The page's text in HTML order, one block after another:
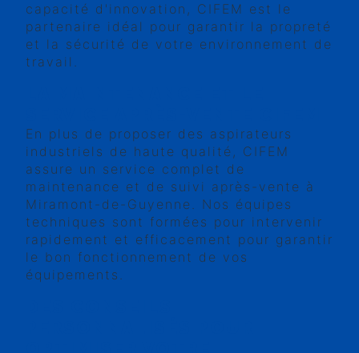
capacité d'innovation, CIFEM est le
partenaire idéal pour garantir la propreté
et la sécurité de votre environnement de
travail.
En plus de proposer des aspirateurs
industriels de haute qualité, CIFEM
assure un service complet de
maintenance et de suivi après-vente à
Miramont-de-Guyenne. Nos équipes
techniques sont formées pour intervenir
rapidement et efficacement pour garantir
le bon fonctionnement de vos
équipements.